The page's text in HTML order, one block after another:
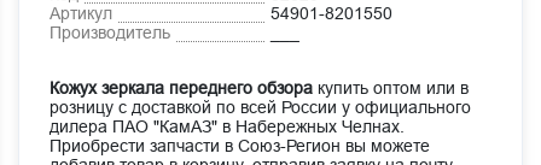
Артикул
54901-8201550
Производитель
Кожух зеркала переднего обзора купить оптом или в
розницу с доставкой по всей России у официального
дилера ПАО "КамАЗ" в Набережных Челнах.
Приобрести запчасти в Союз-Регион вы можете